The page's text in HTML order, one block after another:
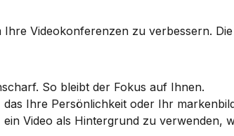
Videokonferenzen zu verbessern.
So bleibt der Fokus auf Ihnen.
Ihre Persönlichkeit oder Ihr
Video als Hintergrund zu verwenden,